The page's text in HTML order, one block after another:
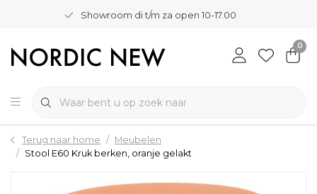
Showroom di t/m za open 10-17.00
0
Terug naar home
Meubelen
Stool E60 Kruk berken, oranje gelakt